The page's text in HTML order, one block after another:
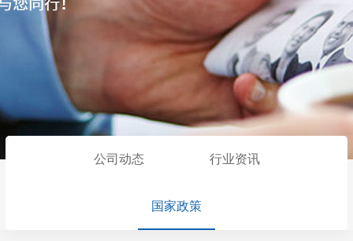
公司动态 行业资讯
国家政策